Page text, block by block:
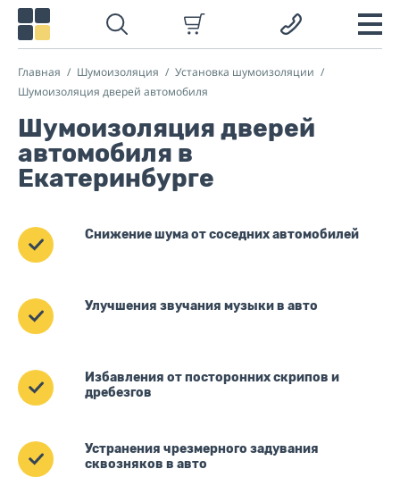
Главная Шумоизоляция
Установка шумоизоляции
Шумоизоляция дверей автомобиля
Шумоизоляция дверей
автомобиля в
Екатеринбурге
Снижение шума от соседних автомобилей
Улучшения звучания музыки в авто
Избавления от посторонних скрипов и
дребезгов
Устранения чрезмерного задувания
сквозняков в авто